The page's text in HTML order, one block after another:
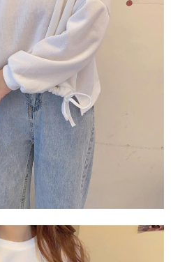
alamat) kepada Taiwan Mobile untuk
untuk pengesahan,
diperlukan untuk bil ansuran oleh
secara lengkap melalui